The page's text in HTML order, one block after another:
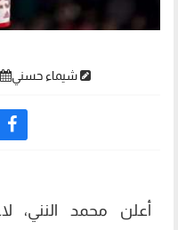
شيماء حسني
أعلن محمد النني،